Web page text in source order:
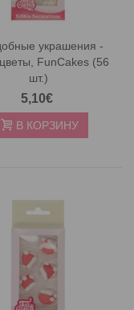
украшения -
FunCakes (56
шт.)
5,10€
В КОРЗИНУ